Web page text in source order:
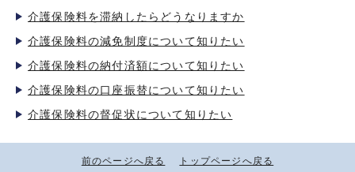
介護保険料を滞納したらどうなりますか
介護保険料の減免制度について知りたい
介護保険料の納付済額について知りたい
介護保険料の口座振替について知りたい
介護保険料の督促状について知りたい
前のページへ戻る トップページへ戻る